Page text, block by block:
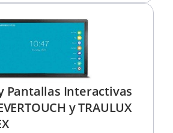
Pantallas Interactivas
y TRAULUX